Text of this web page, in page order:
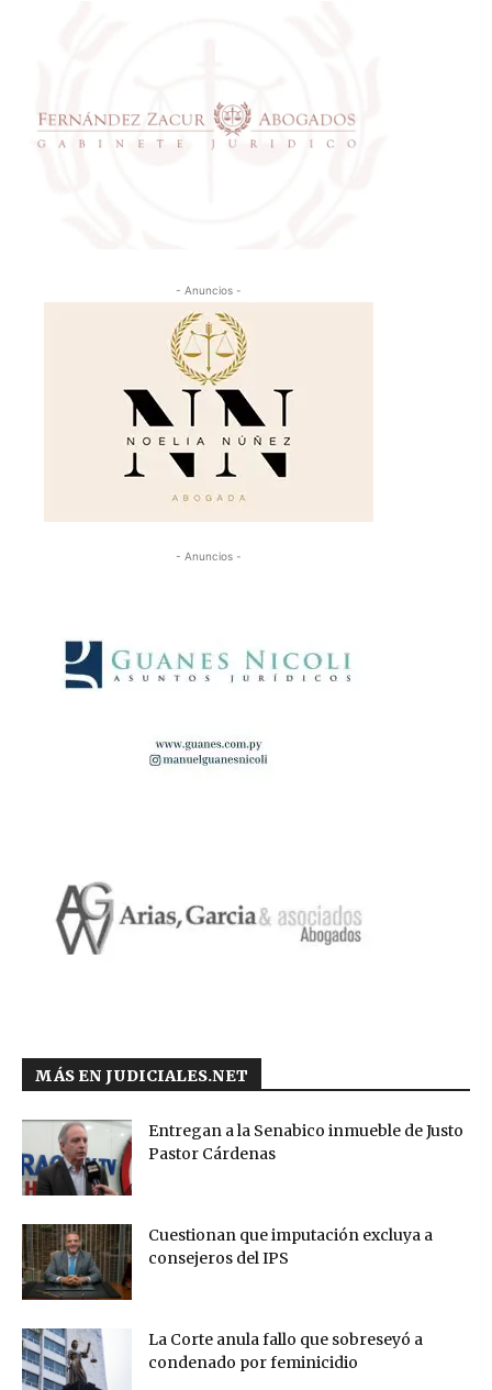
- Anuncios -
- Anuncios -
MÁS EN JUDICIALES.NET
Entregan a la Senabico inmueble de Justo
Pastor Cárdenas
Cuestionan que imputación excluya a
consejeros del IPS
La Corte anula fallo que sobreseyó a
condenado por feminicidio